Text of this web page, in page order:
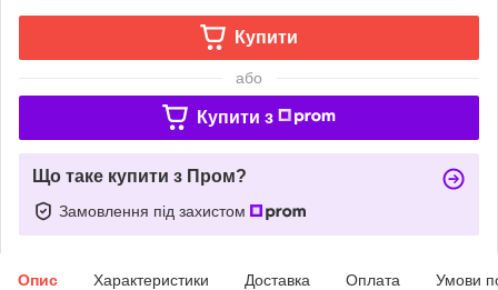
Купити
або
Купити з
Що таке купити з Пром?
Замовлення під захистом
Опис Характеристики Доставка Оплата Умови